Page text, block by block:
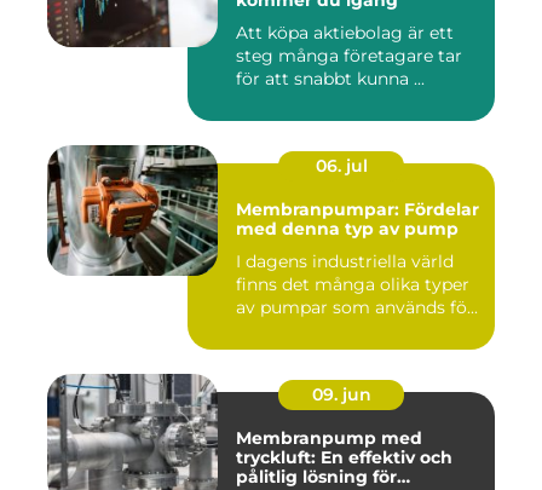
Att köpa aktiebolag är ett
steg många företagare tar
för att snabbt kunna ...
06. jul
Membranpumpar: Fördelar
med denna typ av pump
I dagens industriella värld
finns det många olika typer
av pumpar som används fö...
09. jun
Membranpump med
tryckluft: En effektiv och
pålitlig lösning för